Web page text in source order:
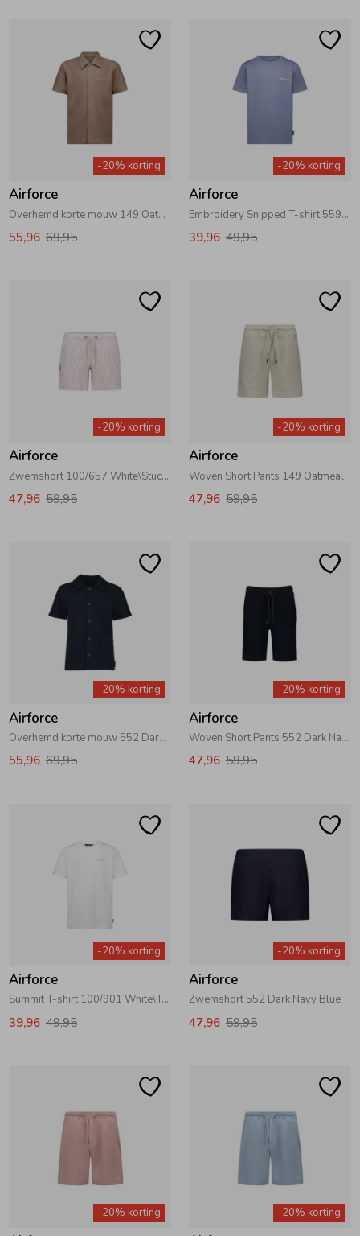
-20% korting
Airforce
Overhemd korte mouw 149 Oatmeal
55,96 69,95
-20% korting
Airforce
Embroidery Snipped T-shirt 559/524 Flint Stone
39,96 49,95
-20% korting
Airforce
Zwemshort 100/657 White\Stucco
47,96 59,95
-20% korting
Airforce
Woven Short Pants 149 Oatmeal
47,96 59,95
-20% korting
Airforce
Overhemd korte mouw 552 Dark Navy Blue
55,96 69,95
-20% korting
Airforce
Woven Short Pants 552 Dark Navy Blue
47,96 59,95
-20% korting
Airforce
Summit T-shirt 100/901 White\True Black
39,96 49,95
-20% korting
Airforce
Zwemshort 552 Dark Navy Blue
47,96 59,95
-20% korting -20% korting